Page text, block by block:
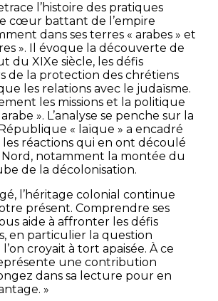
l’histoire des pratiques
cœur battant de l’empire
dans ses terres « arabes » et
». Il évoque la découverte de
du XIXe siècle, les défis
de la protection des chrétiens
les relations avec le judaïsme.
les missions et la politique
». L’analyse se penche sur la
« laïque » a encadré
les réactions qui en ont découlé
notamment la montée du
de la décolonisation.
l’héritage colonial continue
présent. Comprendre ses
aide à affronter les défis
en particulier la question
croyait à tort apaisée. À ce
une contribution
dans sa lecture pour en
»